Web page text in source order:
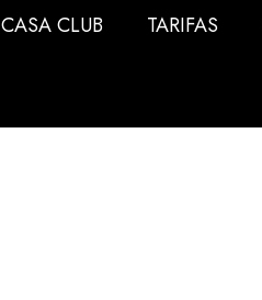
CASA CLUB TARIFAS